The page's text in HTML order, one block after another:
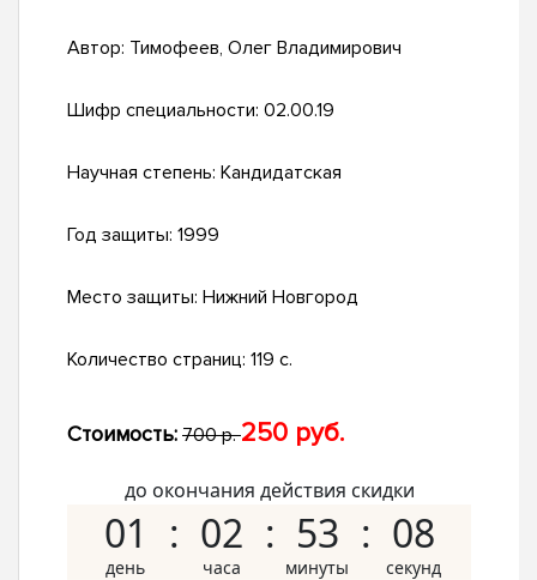
Автор: Тимофеев, Олег Владимирович
Шифр специальности: 02.00.19
Научная степень: Кандидатская
Год защиты: 1999
Место защиты: Нижний Новгород
Количество страниц: 119 с.
Стоимость: 700 р.250 руб.
до окончания действия скидки
01 02 53 07